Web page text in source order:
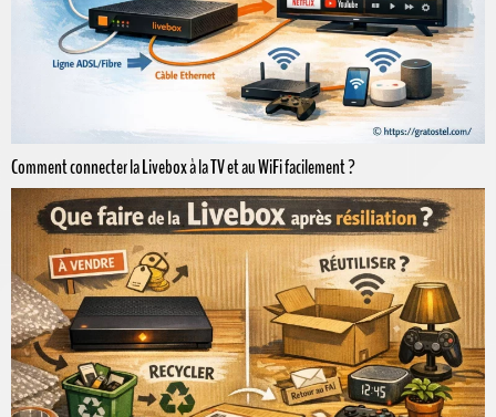
Comment connecter la Livebox à la TV et au WiFi facilement ?